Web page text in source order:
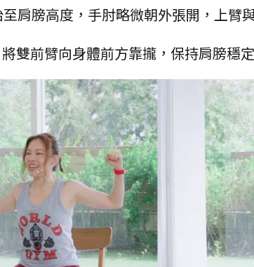
肩膀高度，手肘略微朝外張開，上臂
雙前臂向身體前方靠攏，保持肩膀穩